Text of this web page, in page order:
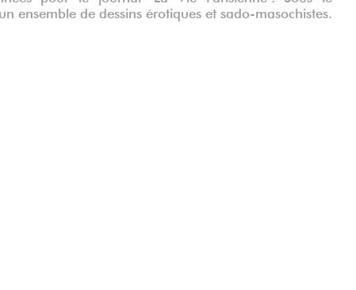
ensemble de dessins érotiques et sado-masochistes.